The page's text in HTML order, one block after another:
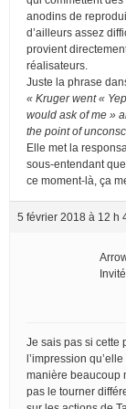
anodins de
d’ailleurs assez
provient
réalisateurs.
Juste la phrase
« Kruger went «
would ask of me »
the point of
Elle met la
sous-entendant
ce moment-là, ça
5 février 2018 à 12 h
Invité
Je sais pas si cette
l’impression
manière beaucoup
pas le tourner